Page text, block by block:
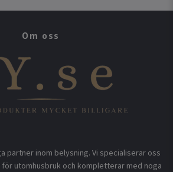
Om oss
partner inom belysning. Vi specialiserar oss
utomhusbruk och kompletterar med noga